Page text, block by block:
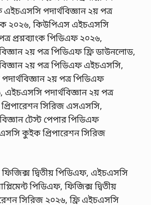
এইচএসসি পদার্থবিজ্ঞান ২য় পত্র
২০২৬, কিউপিএস এইচএসসি
প্রশ্নব্যাংক পিডিএফ ২০২৬,
২য় পত্র পিডিএফ ফ্রি ডাউনলোড,
২য় পত্র পিডিএফ এইচএসসি,
২য় পত্র পিডিএফ
পদার্থবিজ্ঞান ২য় পত্র
প্রিপারেশন সিরিজ এসএসসি,
টেস্ট পেপার পিডিএফ
কুইক প্রিপারেশন সিরিজ
দ্বিতীয় পিডিএফ, এইচএসসি
পিডিএফ, ফিজিক্স দ্বিতীয়
সিরিজ ২০২৬, ফ্রি এইচএসসি